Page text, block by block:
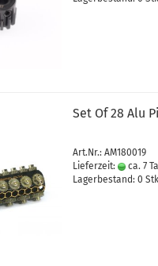
Set Of 28 Alu
Art.Nr.: AM180019
Lieferzeit:
ca. 7
Lagerbestand: 0